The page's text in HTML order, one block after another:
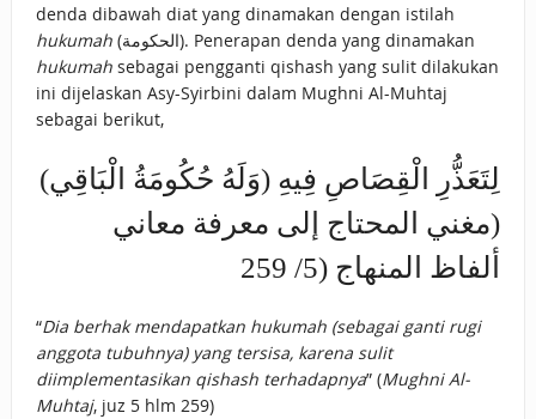
denda dibawah diat yang dinamakan dengan istilah
hukumah
(الحكومة). Penerapan denda yang dinamakan
hukumah sebagai pengganti qishash yang sulit dilakukan
ini dijelaskan Asy-Syirbini dalam Mughni Al-Muhtaj
sebagai berikut,
(وَلَهُ حُكُومَةُ الْبَاقِي) لِتَعَذُّرِ الْقِصَاصِ فِيهِ
(مغني المحتاج إلى معرفة معاني
ألفاظ المنهاج (5/ 259
“Dia berhak mendapatkan hukumah (sebagai ganti rugi
anggota tubuhnya) yang tersisa, karena sulit
diimplementasikan qishash terhadapnya” (Mughni Al-
Muhtaj, juz 5 hlm 259)